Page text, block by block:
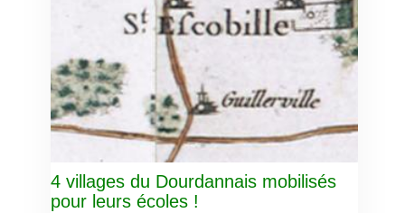
4 villages du Dourdannais mobilisés
pour leurs écoles !